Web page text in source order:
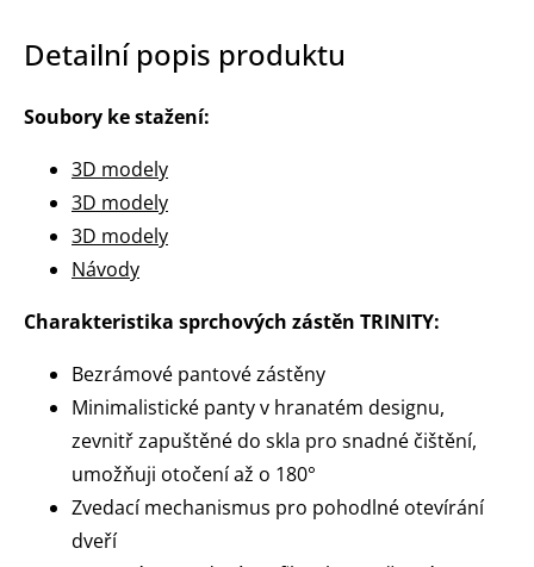
Detailní popis produktu
Soubory ke stažení:
3D modely
3D modely
3D modely
Návody
Charakteristika sprchových zástěn TRINITY:
Bezrámové pantové zástěny
Minimalistické panty v hranatém designu,
zevnitř zapuštěné do skla pro snadné čištění,
umožňuji otočení až o 180°
Zvedací mechanismus pro pohodlné otevírání
dveří